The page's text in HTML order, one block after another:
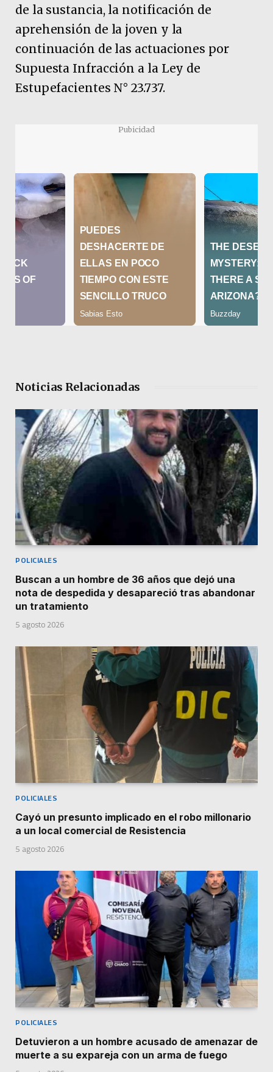
de la sustancia, la notificación de
aprehensión de la joven y la
continuación de las actuaciones por
Supuesta Infracción a la Ley de
Estupefacientes N° 23.737.
Pubicidad
Noticias Relacionadas
POLICIALES
Buscan a un hombre de 36 años que dejó una
nota de despedida y desapareció tras abandonar
un tratamiento
5 agosto 2026
POLICIALES
Cayó un presunto implicado en el robo millonario
a un local comercial de Resistencia
5 agosto 2026
POLICIALES
Detuvieron a un hombre acusado de amenazar de
muerte a su expareja con un arma de fuego